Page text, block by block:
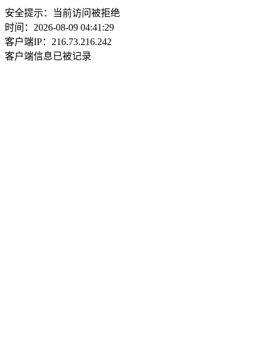
安全提示：当前访问被拒绝
时间：2026-08-09 04:41:29
客户端IP：216.73.216.242
客户端信息已被记录